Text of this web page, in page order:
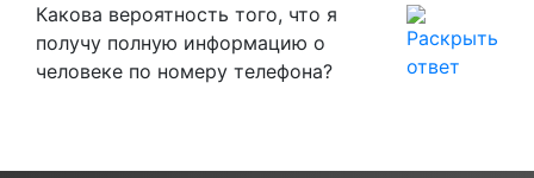
Какова вероятность того, что я
получу полную информацию о
человеке по номеру телефона?